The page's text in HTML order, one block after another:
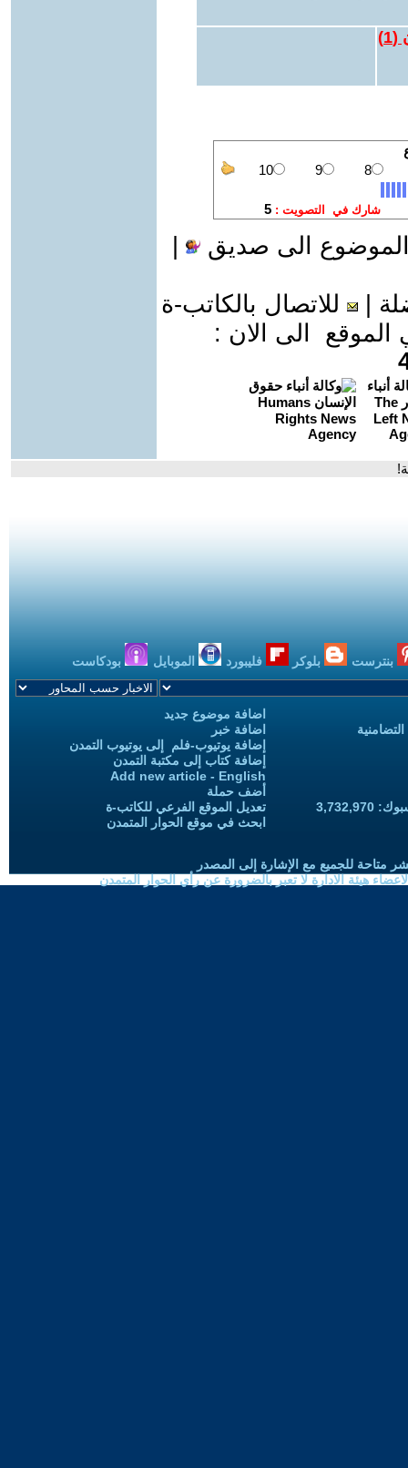
(
1
)
الى صديق
للاتصال بالكاتب-ة
الى الان :
بنترست بلوكر فليبورد الموبايل بودكاست
اضافة موضوع جديد
اضافة خبر
إضافة يوتيوب-فلم إلى يوتيوب التمدن
إضافة كتاب إلى مكتبة التمدن
Add new article - English
أضف حملة
تعديل الموقع الفرعي للكاتب-ة
ابحث في موقع الحوار المتمدن
متاحة للجميع مع الإشارة إلى المصدر
هيئة الادارة لا تعبر بالضرورة عن رأي الحوار المتمدن